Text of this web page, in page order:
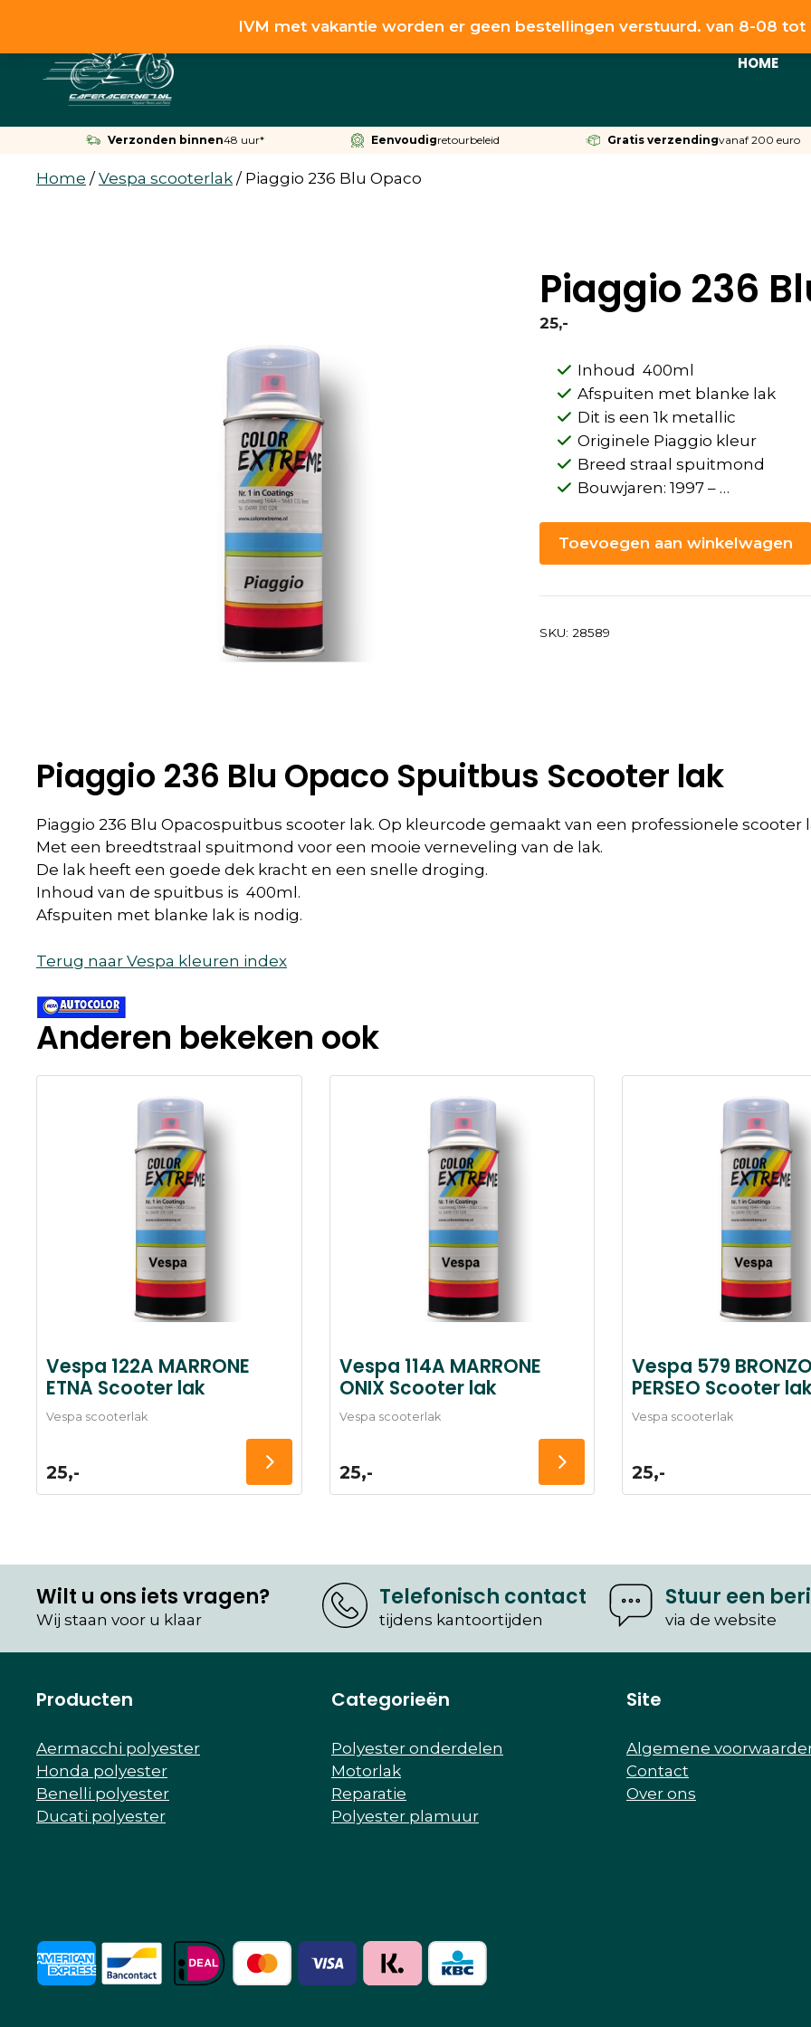
IVM met vakantie worden er geen bestellingen verstuurd. van 8-08
de
inhoud
HOME
Verzonden binnen48 uur* Eenvoudigretourbeleid Gratis verzendingvanaf 200 euro
Home /Vespa scooterlak / Piaggio 236 Blu Opaco
Piaggio 236
25,-
Inhoud 400ml
Afspuiten met blanke lak
Dit is een 1k metallic
Originele Piaggio kleur
Breed straal spuitmond
Bouwjaren: 1997 – …
Toevoegen aan winkelwagen
SKU: 28589
Piaggio 236 Blu Opaco Spuitbus Scooter lak
Piaggio 236 Blu Opacospuitbus scooter lak. Op kleurcode gemaakt van een professionele scooter
Met een breedtstraal spuitmond voor een mooie verneveling van de lak.
De lak heeft een goede dek kracht en een snelle droging.
Inhoud van de spuitbus is 400ml.
Afspuiten met blanke lak is nodig.
Terug naar Vespa kleuren index
Anderen bekeken ook
Vespa 122A MARRONE
ETNA Scooter lak
Vespa scooterlak
25,-
Vespa 114A MARRONE
ONIX Scooter lak
Vespa scooterlak
25,-
Vespa 579
PERSEO Scooter
Vespa scooterlak
25,-
Wilt u ons iets vragen?
Wij staan voor u klaar
Telefonisch contact
tijdens kantoortijden
Stuur een
via de website
Producten
Aermacchi polyester
Honda polyester
Benelli polyester
Ducati polyester
Categorieën
Polyester onderdelen
Motorlak
Reparatie
Polyester plamuur
Site
Algemene
Contact
Over ons